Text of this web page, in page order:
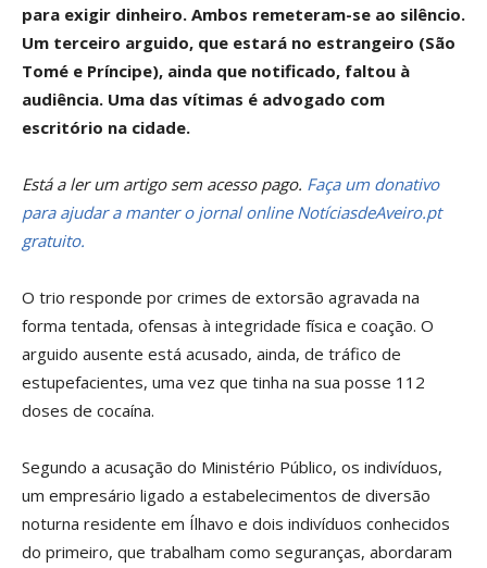
para exigir dinheiro. Ambos remeteram-se ao silêncio.
Um terceiro arguido, que estará no estrangeiro (São
Tomé e Príncipe), ainda que notificado, faltou à
audiência. Uma das vítimas é advogado com
escritório na cidade.
Está a ler um artigo sem acesso pago. Faça um donativo
para ajudar a manter o jornal online NotíciasdeAveiro.pt
gratuito.
O trio responde por crimes de extorsão agravada na
forma tentada, ofensas à integridade física e coação. O
arguido ausente está acusado, ainda, de tráfico de
estupefacientes, uma vez que tinha na sua posse 112
doses de cocaína.
Segundo a acusação do Ministério Público, os indivíduos,
um empresário ligado a estabelecimentos de diversão
noturna residente em Ílhavo e dois indivíduos conhecidos
do primeiro, que trabalham como seguranças, abordaram